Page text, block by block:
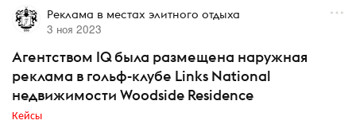
Реклама в местах элитного отдыха
3 ноя 2023
Агентством IQ была размещена наружная
реклама в гольф-клубе Links National
недвижимости Woodside Residence
Кейсы